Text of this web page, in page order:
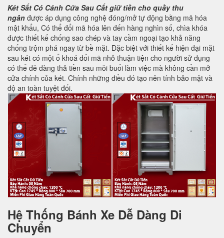
Két Sắt Có Cánh Cửa Sau Cất giữ tiền cho quầy thu
ngân được áp dụng công nghệ đóng/mở tự động bằng mã hóa
mật khẩu, Có thể đổi mã hóa lên đến hàng nghìn số, chìa khóa
được thiết kế chống sao chép và tay cầm ngoại tạo khả năng
chống trộm phá ngay từ bề mặt. Đặc biệt với thiết kế hiện đại mặt
sau két có một ổ khoá đổi mã nhỏ thuận tiện cho người sử dụng
có thể dễ dàng thả tiền sau mỗi buổi làm việc mà không cần mở
cửa chính của két. Chính những điều đó tạo nên tính bảo mật và
độ an toàn tuyệt đối.
Hệ Thống Bánh Xe Dễ Dàng Di
Chuyển